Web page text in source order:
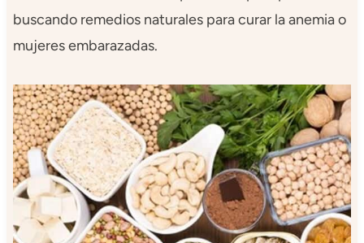
buscando remedios naturales para curar la anemia o
mujeres embarazadas.